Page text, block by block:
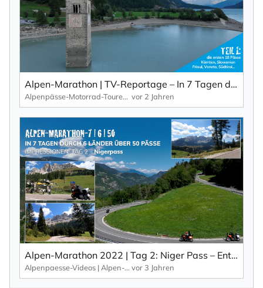
Alpen-Marathon | TV-Reportage – In 7 Tagen durch 6 Länder über 50 Pässe (Teil 1)
Alpenpässe-Motorrad-Touren: Alpen-Marathon, die TV-Reportagen vor 2 Jahren
Alpen-Marathon 2022 | Tag 2: Niger Pass – Entspanntes Cruisen mit grandiosen Weitsichten. Impressionen aus: 7 Tage | 6 Länder | 50 Pässe.
Alpenpaesse-Videos | Alpen-Marathon vor 3 Jahren